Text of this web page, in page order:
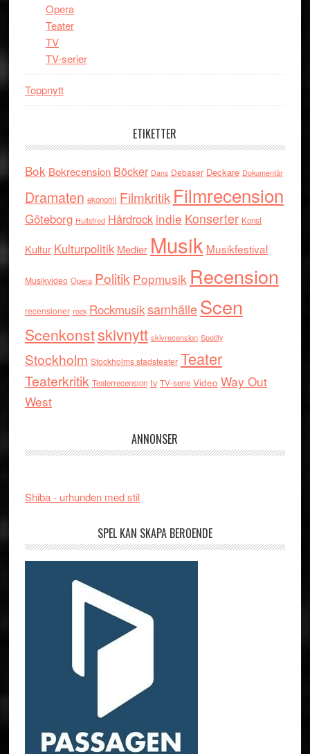
Opera
Teater
TV
TV-serier
Toppnytt
ETIKETTER
Bok Bokrecension Böcker Dans Debaser Deckare Dokumentär
Dramaten ekonomi Filmkritik Filmrecension
Göteborg Hultsfred Hårdrock indie Konserter Konst
Kultur Kulturpolitik Medier Musik Musikfestival
Musikvideo Opera Politik Popmusik Recension
recensioner rock RockmusiksamhälleScen
Scenkonstskivnytt skivrecension Spotify
Stockholm Stockholms stadsteater Teater
Teaterkritik Teaterrecension tv TV-serie Video Way Out
West
ANNONSER
Shiba - urhunden med stil
SPEL KAN SKAPA BEROENDE